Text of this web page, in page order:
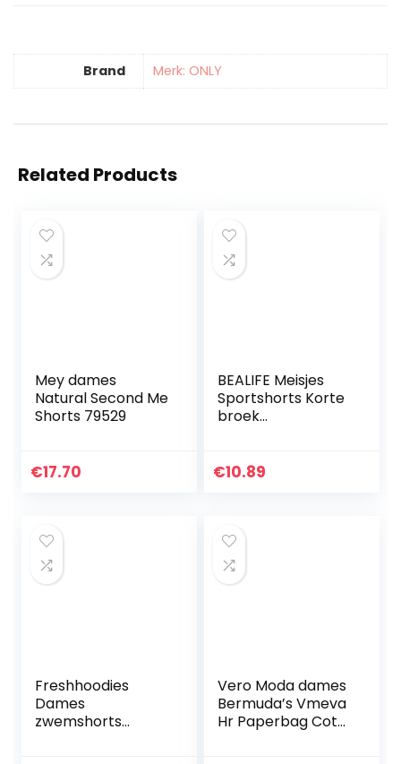
Brand Merk: ONLY
Related Products
Mey dames
Natural Second Me
Shorts 79529
€17.70
BEALIFE Meisjes
Sportshorts Korte
broek
Zomerkleding
€10.89
Freshhoodies
Dames
zwemshorts
Vero Moda dames
Bermuda’s Vmeva
Hr Paperbag Cot